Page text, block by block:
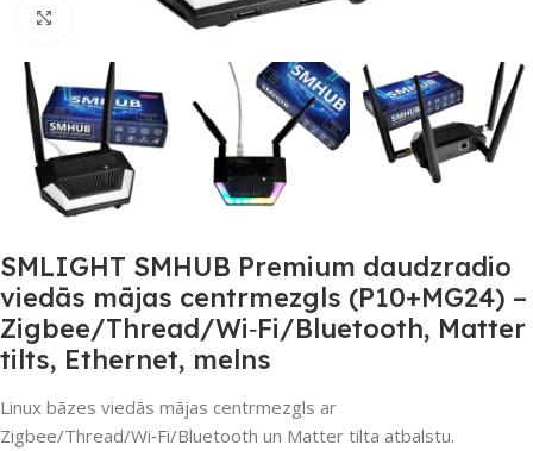
Noklikšķiniet, lai palielinātu
SMLIGHT SMHUB Premium daudzradio
viedās mājas centrmezgls (P10+MG24) –
Zigbee/Thread/Wi‑Fi/Bluetooth, Matter
tilts, Ethernet, melns
Linux bāzes viedās mājas centrmezgls ar
Zigbee/Thread/Wi‑Fi/Bluetooth un Matter tilta atbalstu.